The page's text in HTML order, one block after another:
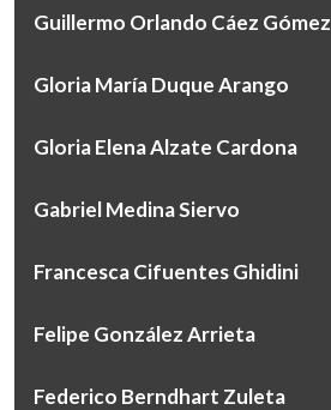
Guillermo Orlando Cáez Gómez
Gloria María Duque Arango
Gloria Elena Alzate Cardona
Gabriel Medina Siervo
Francesca Cifuentes Ghidini
Felipe González Arrieta
Federico Berndhart Zuleta